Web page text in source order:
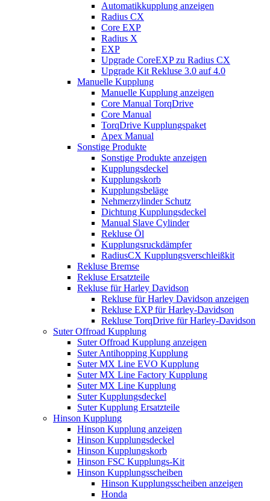
Automatikkupplung anzeigen
Radius CX
Core EXP
Radius X
EXP
Upgrade CoreEXP zu Radius CX
Upgrade Kit Rekluse 3.0 auf 4.0
Manuelle Kupplung
Manuelle Kupplung anzeigen
Core Manual TorqDrive
Core Manual
TorqDrive Kupplungspaket
Apex Manual
Sonstige Produkte
Sonstige Produkte anzeigen
Kupplungsdeckel
Kupplungskorb
Kupplungsbeläge
Nehmerzylinder Schutz
Dichtung Kupplungsdeckel
Manual Slave Cylinder
Rekluse Öl
Kupplungsruckdämpfer
RadiusCX Kupplungsverschleißkit
Rekluse Bremse
Rekluse Ersatzteile
Rekluse für Harley Davidson
Rekluse für Harley Davidson anzeigen
Rekluse EXP für Harley-Davidson
Rekluse TorqDrive für Harley-Davidson
Suter Offroad Kupplung
Suter Offroad Kupplung anzeigen
Suter Antihopping Kupplung
Suter MX Line EVO Kupplung
Suter MX Line Factory Kupplung
Suter MX Line Kupplung
Suter Kupplungsdeckel
Suter Kupplung Ersatzteile
Hinson Kupplung
Hinson Kupplung anzeigen
Hinson Kupplungsdeckel
Hinson Kupplungskorb
Hinson FSC Kupplungs-Kit
Hinson Kupplungsscheiben
Hinson Kupplungsscheiben anzeigen
Honda